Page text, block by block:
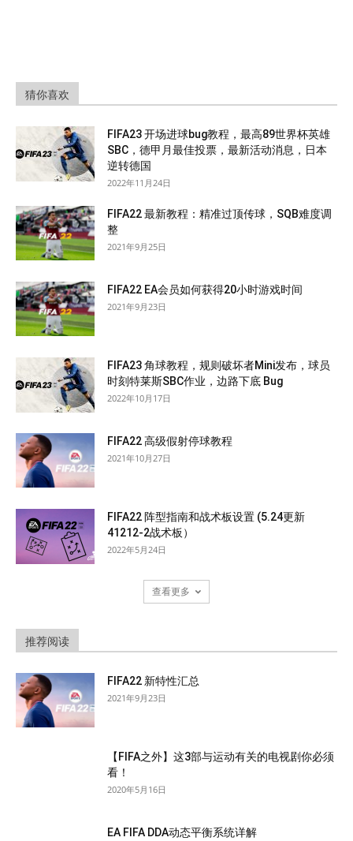
猜你喜欢
FIFA23 开场进球bug教程，最高89世界杯英雄
SBC，德甲月最佳投票，最新活动消息，日本
逆转德国
2022年11月24日
FIFA22 最新教程：精准过顶传球，SQB难度调
整
2021年9月25日
FIFA22 EA会员如何获得20小时游戏时间
2021年9月23日
FIFA23 角球教程，规则破坏者Mini发布，球员
时刻特莱斯SBC作业，边路下底 Bug
2022年10月17日
FIFA22 高级假射停球教程
2021年10月27日
FIFA22 阵型指南和战术板设置 (5.24更新
41212-2战术板）
2022年5月24日
查看更多
推荐阅读
FIFA22 新特性汇总
2021年9月23日
【FIFA之外】这3部与运动有关的电视剧你必须
看！
2020年5月16日
EA FIFA DDA动态平衡系统详解